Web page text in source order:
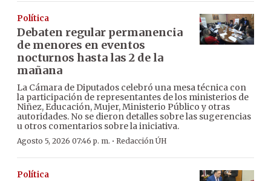
Política
Debaten regular permanencia
de menores en eventos
nocturnos hasta las 2 de la
mañana
La Cámara de Diputados celebró una mesa técnica con
la participación de representantes de los ministerios de
Niñez, Educación, Mujer, Ministerio Público y otras
autoridades. No se dieron detalles sobre las sugerencias
u otros comentarios sobre la iniciativa.
Agosto 5, 2026 07:46 p. m. · Redacción ÚH
Política